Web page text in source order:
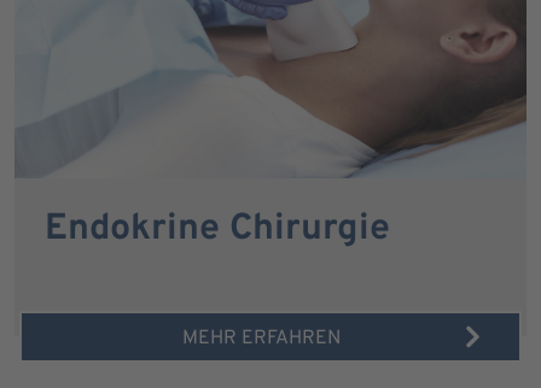
Endokrine Chirurgie
MEHR ERFAHREN